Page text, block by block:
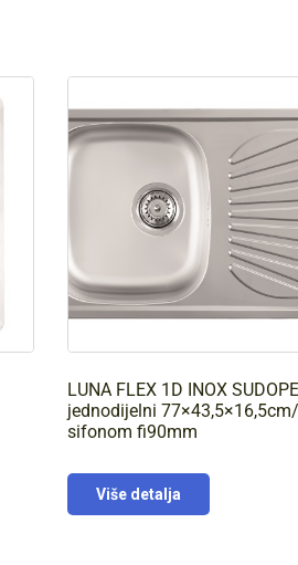
LUNA FLEX 1D INOX
jednodijelni
sifonom fi90mm
Više detalja